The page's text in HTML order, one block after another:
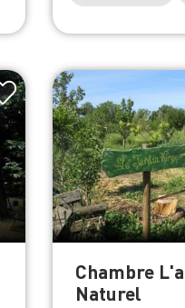
Chambre
Naturel